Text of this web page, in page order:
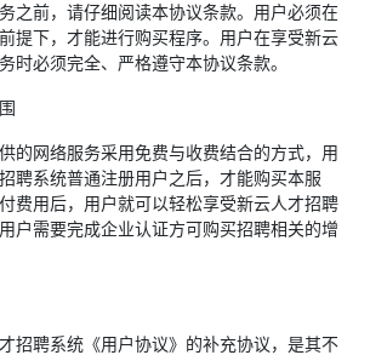
之前，请仔细阅读本协议条款。用户必须在
提下，才能进行购买程序。用户在享受新云
时必须完全、严格遵守本协议条款。
的网络服务采用免费与收费结合的方式，用
聘系统普通注册用户之后，才能购买本服
费用后，用户就可以轻松享受新云人才招聘
户需要完成企业认证方可购买招聘相关的增
招聘系统《用户协议》的补充协议，是其不